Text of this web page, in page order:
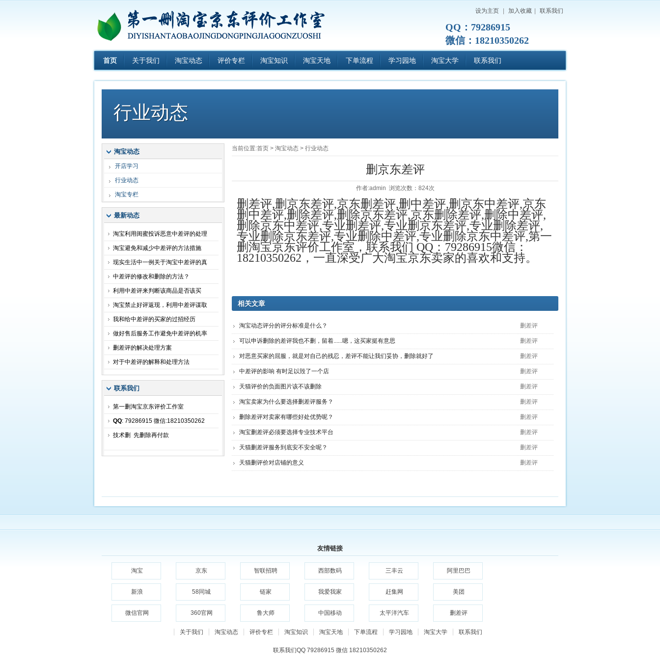
QQ：79286915
微信：18210350262
设为主页 加入收藏 联系我们
首页 关于我们 淘宝动态 评价专栏 淘宝知识 淘宝天地 下单流程 学习园地 淘宝大学 联系我们
行业动态
当前位置:首页 > 淘宝动态 > 行业动态
删京东差评
作者:admin 浏览次数：824次
删差评,删京东差评,京东删差评,删中差评,删京东中差评,京东
删中差评,删除差评,删除京东差评,京东删除差评,删除中差评,
删除京东中差评,专业删差评,专业删京东差评,专业删除差评,
专业删除京东差评,专业删除中差评,专业删除京东中差评,第一
删淘宝京东评价工作室 ，联系我们 QQ ： 79286915微信：
18210350262 ，一直深受广大淘宝京东卖家的喜欢和支持。
相关文章
淘宝动态评分的评分标准是什么？ 删差评
可以申诉删除的差评我也不删，留着......嗯，这买家挺有意思 删差评
对恶意买家的屈服，就是对自己的残忍，差评不能让我们妥协，删除就好了 删差评
中差评的影响 有时足以毁了一个店 删差评
天猫评价的负面图片该不该删除 删差评
淘宝卖家为什么要选择删差评服务？ 删差评
删除差评对卖家有哪些好处优势呢？ 删差评
淘宝删差评必须要选择专业技术平台 删差评
天猫删差评服务到底安不安全呢？ 删差评
天猫删评价对店铺的意义 删差评
淘宝动态
开店学习
行业动态
淘宝专栏
最新动态
淘宝利用闺蜜投诉恶意中差评的处理
淘宝避免和减少中差评的方法措施
现实生活中一例关于淘宝中差评的真
中差评的修改和删除的方法？
利用中差评来判断该商品是否该买
淘宝禁止好评返现，利用中差评谋取
我和给中差评的买家的过招经历
做好售后服务工作避免中差评的机率
删差评的解决处理方案
对于中差评的解释和处理方法
联系我们
第一删淘宝京东评价工作室
QQ: 79286915 微信:18210350262
技术删 先删除再付款
友情链接
淘宝 京东 智联招聘 西部数码 三丰云 阿里巴巴
新浪 58同城 链家 我爱我家 赶集网 美团
微信官网 360官网 鲁大师 中国移动 太平洋汽车 删差评
关于我们 淘宝动态 评价专栏 淘宝知识 淘宝天地 下单流程 学习园地 淘宝大学 联系我们
联系我们QQ 79286915 微信 18210350262